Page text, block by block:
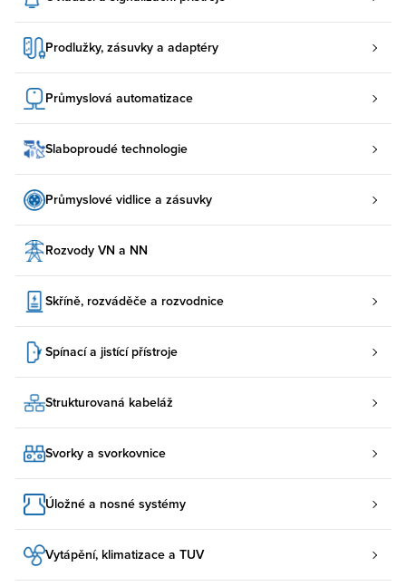
Prodlužky, zásuvky a adaptéry
Průmyslová automatizace
Slaboproudé technologie
Průmyslové vidlice a zásuvky
Rozvody VN a NN
Skříně, rozváděče a rozvodnice
Spínací a jistící přístroje
Strukturovaná kabeláž
Svorky a svorkovnice
Úložné a nosné systémy
Vytápění, klimatizace a TUV